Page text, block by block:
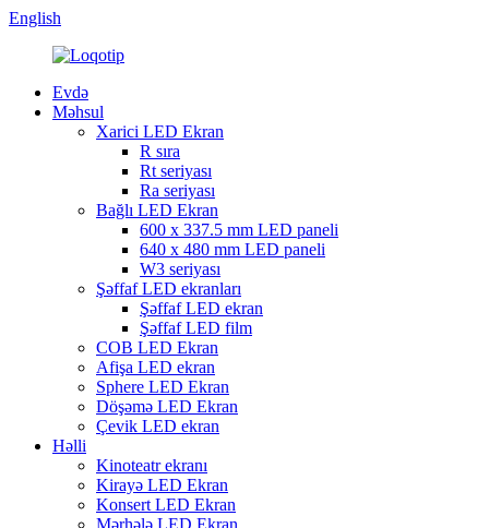
English
Evdə
Məhsul
Xarici LED Ekran
R sıra
Rt seriyası
Ra seriyası
Bağlı LED Ekran
600 x 337.5 mm LED paneli
640 x 480 mm LED paneli
W3 seriyası
Şəffaf LED ekranları
Şəffaf LED ekran
Şəffaf LED film
COB LED Ekran
Afişa LED ekran
Sphere LED Ekran
Döşəmə LED Ekran
Çevik LED ekran
Həlli
Kinoteatr ekranı
Kirayə LED Ekran
Konsert LED Ekran
Mərhələ LED Ekran